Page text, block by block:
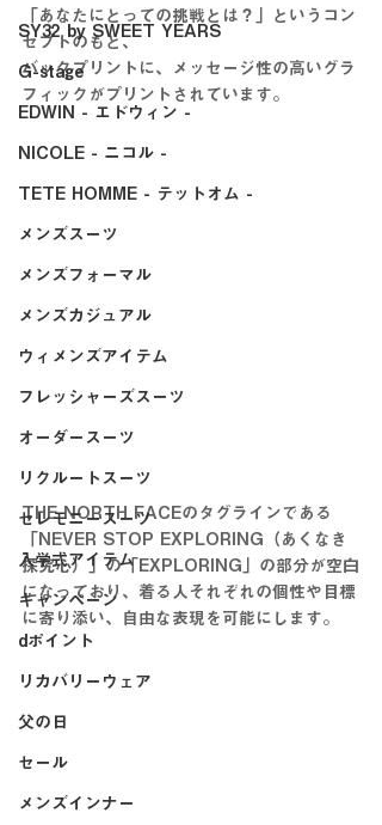
SY32 by SWEET YEARS
G-stage
EDWIN - エドウィン -
NICOLE - ニコル -
TETE HOMME - テットオム -
メンズスーツ
メンズフォーマル
メンズカジュアル
ウィメンズアイテム
フレッシャーズスーツ
オーダースーツ
リクルートスーツ
セレモニースーツ
入学式アイテム
キャンペーン
dポイント
リカバリーウェア
父の日
セール
メンズインナー
「あなたにとっての挑戦とは？」というコン
セプトのもと、
バックプリントに、メッセージ性の高いグラ
フィックがプリントされています。
THE NORTH FACEのタグラインである
「NEVER STOP EXPLORING（あくなき
探究心）」の「EXPLORING」の部分が空白
になっており、着る人それぞれの個性や目標
に寄り添い、自由な表現を可能にします。